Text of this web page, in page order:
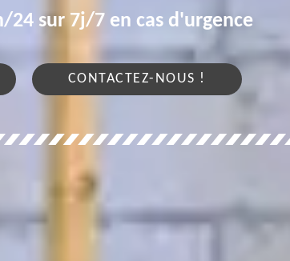
24 sur 7j/7 en cas d'urgence
CONTACTEZ-NOUS !